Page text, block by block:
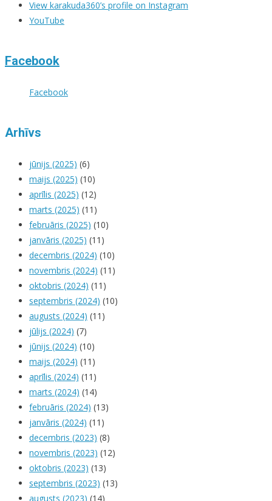
View karakuda360’s profile on Instagram
YouTube
Facebook
Facebook
Arhīvs
jūnijs (2025) (6)
maijs (2025) (10)
aprīlis (2025) (12)
marts (2025) (11)
februāris (2025) (10)
janvāris (2025) (11)
decembris (2024) (10)
novembris (2024) (11)
oktobris (2024) (11)
septembris (2024) (10)
augusts (2024) (11)
jūlijs (2024) (7)
jūnijs (2024) (10)
maijs (2024) (11)
aprīlis (2024) (11)
marts (2024) (14)
februāris (2024) (13)
janvāris (2024) (11)
decembris (2023) (8)
novembris (2023) (12)
oktobris (2023) (13)
septembris (2023) (13)
augusts (2023) (14)